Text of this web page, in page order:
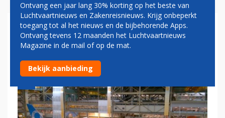
BOEING SLUIT 2014 AF MET
UITSTEKEND KWARTAAL
Ontvang een jaar lang 30% korting op het beste van
Luchtvaartnieuws en Zakenreisnieuws. Krijg onbeperkt
toegang tot al het nieuws en de bijbehorende Apps.
Ontvang tevens 12 maanden het Luchtvaartnieuws
Magazine in de mail of op de mat.
Bekijk aanbieding